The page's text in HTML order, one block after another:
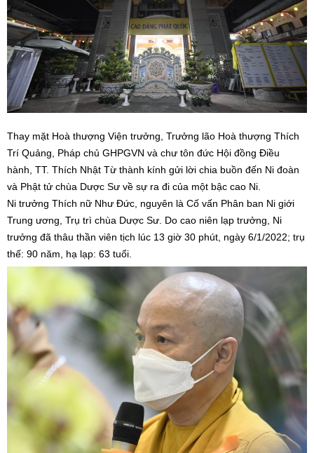
Thay mặt Hoà thượng Viện trưởng, Trưởng lão Hoà thượng Thích
Trí Quảng, Pháp chủ GHPGVN và chư tôn đức Hội đồng Điều
hành, TT. Thích Nhật Từ thành kính gửi lời chia buồn đến Ni đoàn
và Phật tử chùa Dược Sư về sự ra đi của một bậc cao Ni.
Ni trưởng Thích nữ Như Đức, nguyên là Cố vấn Phân ban Ni giới
Trung ương, Trụ trì chùa Dược Sư. Do cao niên lạp trưởng, Ni
trưởng đã thâu thần viên tịch lúc 13 giờ 30 phút, ngày 6/1/2022; trụ
thế: 90 năm, hạ lạp: 63 tuổi.